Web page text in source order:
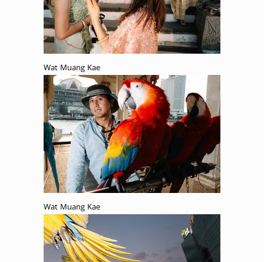
Wat Muang Kae
Wat Muang Kae